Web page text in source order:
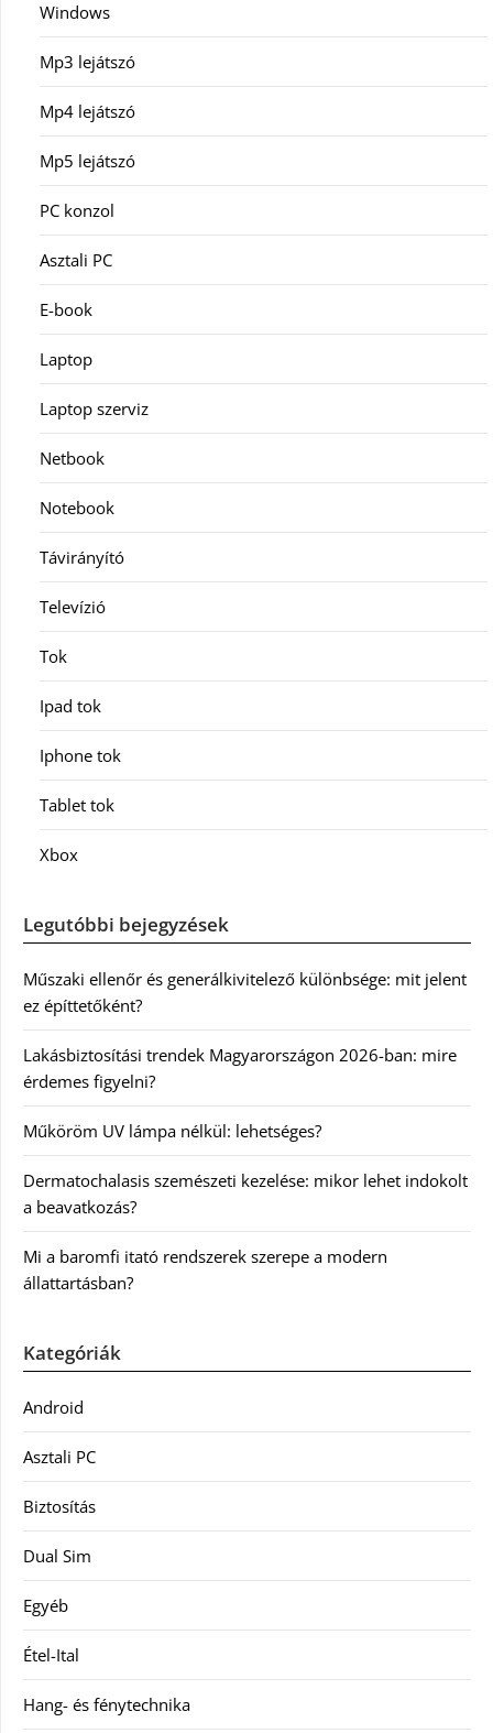
Windows
Mp3 lejátszó
Mp4 lejátszó
Mp5 lejátszó
PC konzol
Asztali PC
E-book
Laptop
Laptop szerviz
Netbook
Notebook
Távirányító
Televízió
Tok
Ipad tok
Iphone tok
Tablet tok
Xbox
Legutóbbi bejegyzések
Műszaki ellenőr és generálkivitelező különbsége: mit jelent
ez építtetőként?
Lakásbiztosítási trendek Magyarországon 2026-ban: mire
érdemes figyelni?
Műköröm UV lámpa nélkül: lehetséges?
Dermatochalasis szemészeti kezelése: mikor lehet indokolt
a beavatkozás?
Mi a baromfi itató rendszerek szerepe a modern
állattartásban?
Kategóriák
Android
Asztali PC
Biztosítás
Dual Sim
Egyéb
Étel-Ital
Hang- és fénytechnika